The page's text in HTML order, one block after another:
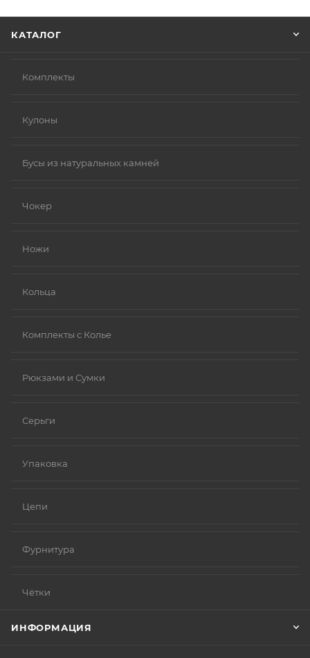
КАТАЛОГ
Комплекты
Кулоны
Бусы из натуральных камней
Чокер
Ножи
Кольца
Комплекты с Колье
Рюкзами и Сумки
Серьги
Упаковка
Цепи
Фурнитура
Чётки
ИНФОРМАЦИЯ